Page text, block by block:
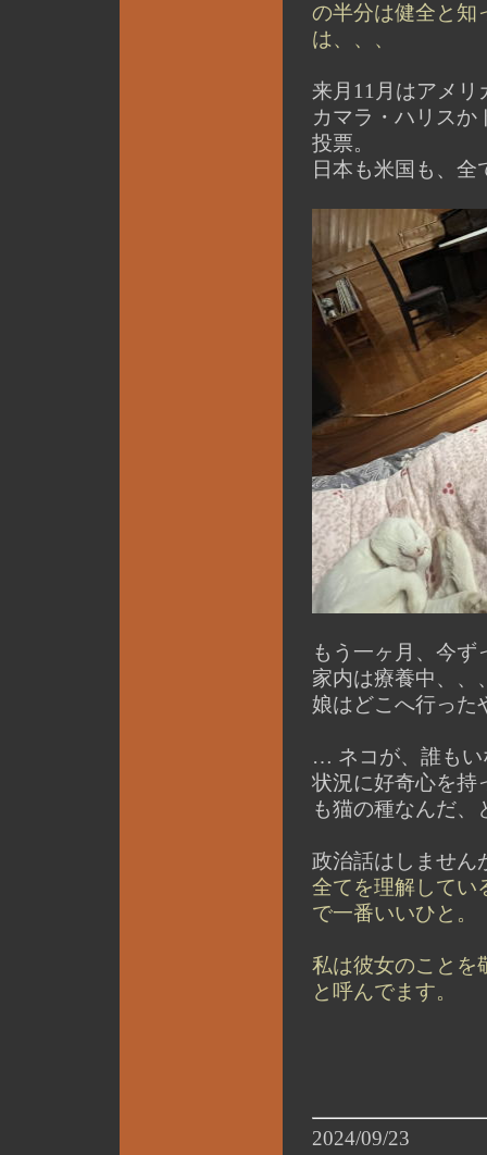
の半分は健全と知
は、、、
来月11月はアメ
カマラ・ハリスか
投票。
日本も米国も、
もう一ヶ月、今
家内は療養中、、
娘はどこへ行っ
… ネコが、誰もい
状況に好奇心を持
も猫の種なんだ
政治話はしません
全てを理解してい
で一番いいひと。
私は彼女のことを
と呼んでます。
2024/09/23